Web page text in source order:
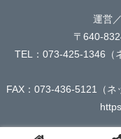
運営
〒640-
TEL：073-425-1346（
FAX：073-436-5121（ネ